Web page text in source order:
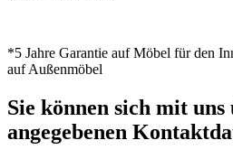
*5 Jahre Garantie auf Möbel für den
auf Außenmöbel
Sie können sich mit
angegebenen